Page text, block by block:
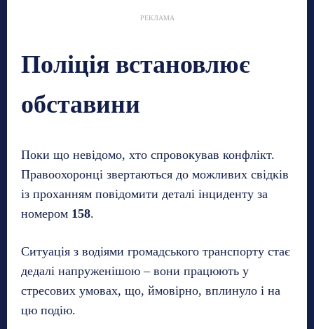
РЕКЛАМА
Поліція встановлює
обставини
Поки що невідомо, хто спровокував конфлікт.
Правоохоронці звертаються до можливих свідків
із проханням повідомити деталі інциденту за
номером 158.
Ситуація з водіями громадського транспорту стає
дедалі напруженішою – вони працюють у
стресових умовах, що, ймовірно, вплинуло і на
цю подію.